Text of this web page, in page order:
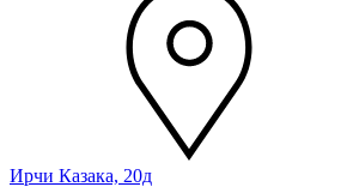
Ирчи Казака, 20д